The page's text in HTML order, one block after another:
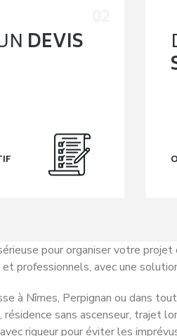
DEVIS
pour organiser votre
professionnels, avec une
à Nîmes, Perpignan ou dans
sans ascenseur, trajet
rigueur pour éviter les